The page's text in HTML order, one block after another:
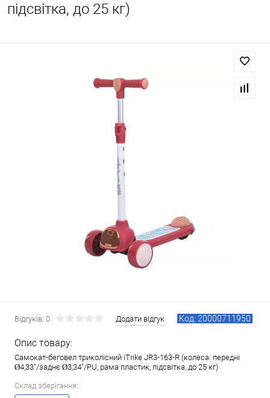
підсвітка, до 25 кг)
Відгуків: 0 Додати відгук Код: 20000711950
Опис товару:
Самокат-беговел триколісний iTrike JR3-163-R (колеса: передні
Ø4,33"/заднє Ø3,34"/PU, рама пластик, підсвітка, до 25 кг)
Склад зберігання: